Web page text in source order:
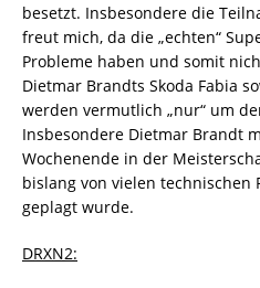
besetzt. Insbesondere die
freut mich, da die „echten“
Probleme haben und somit
Dietmar Brandts Skoda Fabia
werden vermutlich „nur“ um
Insbesondere Dietmar Brandt
Wochenende in der
bislang von vielen technischen
geplagt wurde.
DRXN2: